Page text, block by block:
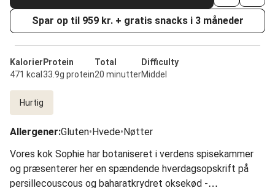
Spar op til 959 kr. + gratis snacks i 3 måneder
Kalorier
471 kcal
Protein
33.9g protein
Total
20 minutter
Difficulty
Middel
Hurtig
Allergener:Gluten•Hvede•Nøtter
Vores kok Sophie har botaniseret i verdens spisekammer
og præsenterer her en spændende hverdagsopskrift på
persillecouscous og baharatkrydret oksekød -